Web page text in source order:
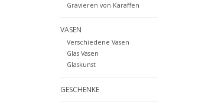
Gravieren von Karaffen
VASEN
Verschiedene Vasen
Glas Vasen
Glaskunst
GESCHENKE